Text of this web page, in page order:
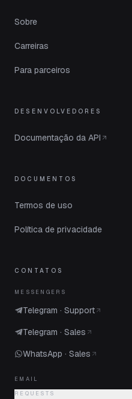
Sobre
Carreiras
Para parceiros
DESENVOLVEDORES
Documentação da API
DOCUMENTOS
Termos de uso
Política de privacidade
CONTATOS
MESSENGERS
Telegram · Support
Telegram · Sales
WhatsApp · Sales
EMAIL
REQUESTS